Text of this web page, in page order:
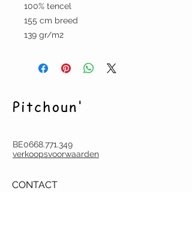
100% tencel
155 cm breed
139 gr/m2
Pitchoun'
BE0668.771.349
verkoopsvoorwaarden
CONTACT